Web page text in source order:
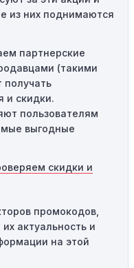
кодов промокодов. В
за помощью в
из них поднимаются
партнерские
(такими
получать
и скидки.
пользователям
выгодные
скидки и
промокодов,
актуальность и
на этой